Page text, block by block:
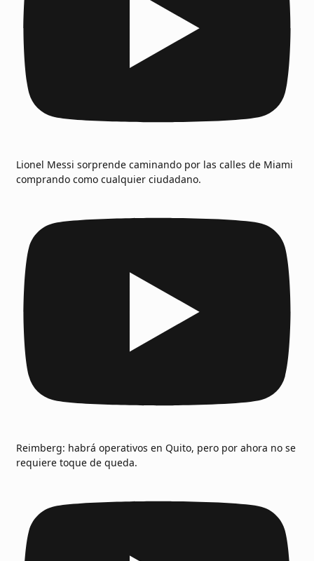
Lionel Messi sorprende caminando por las calles de Miami
comprando como cualquier ciudadano.
Reimberg: habrá operativos en Quito, pero por ahora no se
requiere toque de queda.